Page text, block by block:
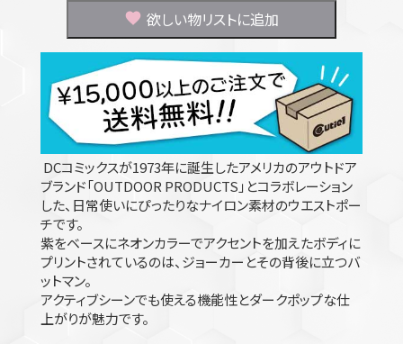
欲しい物リストに追加
DCコミックスが1973年に誕生したアメリカのアウトドア
ブランド「OUTDOOR PRODUCTS」とコラボレーション
した、日常使いにぴったりなナイロン素材のウエストポー
チです。
紫をベースにネオンカラーでアクセントを加えたボディに
プリントされているのは、ジョーカーとその背後に立つバ
ットマン。
アクティブシーンでも使える機能性とダークポップな仕
上がりが魅力です。